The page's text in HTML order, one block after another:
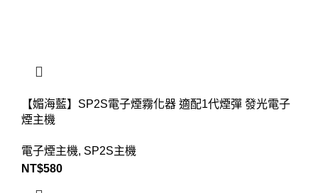
【媚海藍】SP2S電子煙霧化器 適配1代煙彈 發光電子
煙主機
電子煙主機, SP2S主機
NT$580